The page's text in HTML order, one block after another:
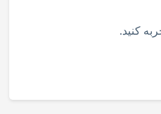
کنید.